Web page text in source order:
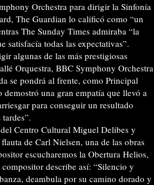
Orchestra para dirigir la Sinfonía
The Guardian lo calificó como “un
The Sunday Times admiraba “la
todas las expectativas”.
algunas de las más prestigiosas
Orquestra, BBC Symphony Orchestra
se pondrá al frente, como Principal
una gran empatía que llevó a
para conseguir un resultado
Centro Cultural Miguel Delibes y
de Carl Nielsen, una de las obras
escucharemos la Obertura Helios,
describe así: “Silencio y
deambula por su camino dorado y